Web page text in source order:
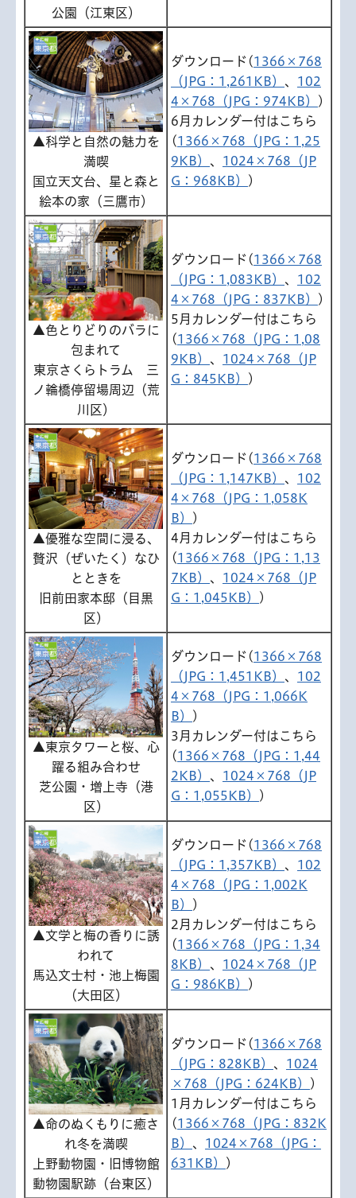
公園（江東区）
▲科学と自然の魅力を
満喫
国立天文台、星と森と
絵本の家（三鷹市）
ダウンロード(1366×768
（JPG：1,261KB） 、 102
4×768（JPG：974KB）
)
6月カレンダー付はこちら
(1366×768（JPG：1,25
9KB） 、 1024×768（JP
G：968KB）
)
▲色とりどりのバラに
包まれて
東京さくらトラム 三
ノ輪橋停留場周辺（荒
川区）
ダウンロード(1366×768
（JPG：1,083KB） 、 102
4×768（JPG：837KB）
)
5月カレンダー付はこちら
(1366×768（JPG：1,08
9KB） 、 1024×768（JP
G：845KB）
)
▲優雅な空間に浸る、
贅沢（ぜいたく）なひ
とときを
旧前田家本邸（目黒
区）
ダウンロード(1366×768
（JPG：1,147KB） 、 102
4×768（JPG：1,058K
B）
)
4月カレンダー付はこちら
(1366×768（JPG：1,13
7KB） 、 1024×768（JP
G：1,045KB）
)
▲東京タワーと桜、心
躍る組み合わせ
芝公園・増上寺（港
区）
ダウンロード(1366×768
（JPG：1,451KB） 、 102
4×768（JPG：1,066K
B）
)
3月カレンダー付はこちら
(1366×768（JPG：1,44
2KB） 、 1024×768（JP
G：1,055KB）
)
▲文学と梅の香りに誘
われて
馬込文士村・池上梅園
（大田区）
ダウンロード(1366×768
（JPG：1,357KB） 、 102
4×768（JPG：1,002K
B）
)
2月カレンダー付はこちら
(1366×768（JPG：1,34
8KB） 、 1024×768（JP
G：986KB）
)
▲命のぬくもりに癒さ
れ冬を満喫
上野動物園・旧博物館
動物園駅跡（台東区）
ダウンロード(1366×768
（JPG：828KB） 、 1024
×768（JPG：624KB）
)
1月カレンダー付はこちら
(1366×768（JPG：832K
B） 、 1024×768（JPG：
631KB）
)